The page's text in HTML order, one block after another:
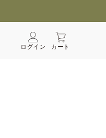
ログイン カート